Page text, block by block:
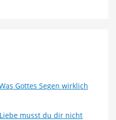
Gottes Segen wirklich
musst du dir nicht